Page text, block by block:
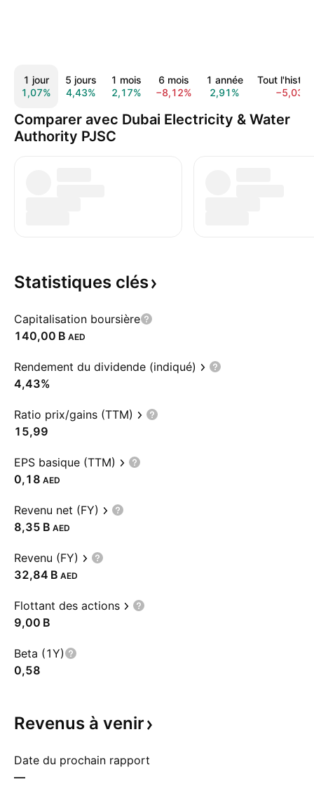
1 jour
1,07%
5 jours
4,43%
1 mois
2,17%
6 mois
−8,12%
1 année
2,91%
Tout
−5,03%
Comparer avec Dubai Electricity & Water
Authority PJSC
Statistiques clés
Capitalisation boursière
‪140,00 B‬ AED
Rendement du dividende (indiqué)
4,43%
Ratio prix/gains (TTM)
15,99
EPS basique (TTM)
0,18 AED
Revenu net (FY)
‪8,35 B‬ AED
Revenu (FY)
‪32,84 B‬ AED
Flottant des actions
‪9,00 B‬
Beta (1Y)
0,58
Revenus à venir
Date du prochain rapport
—